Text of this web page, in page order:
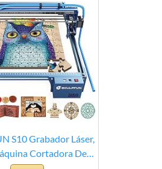
S10 Grabador Láser,
Cortadora De